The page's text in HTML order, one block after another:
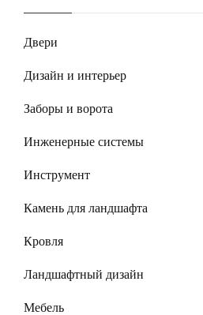
Двери
Дизайн и интерьер
Заборы и ворота
Инженерные системы
Инструмент
Камень для ландшафта
Кровля
Ландшафтный дизайн
Мебель